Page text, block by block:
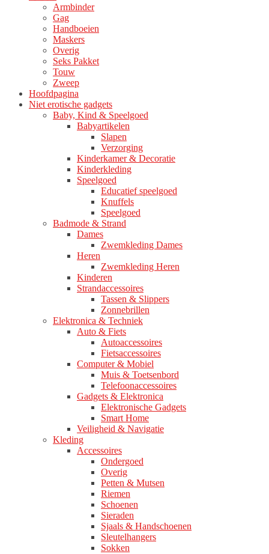
Armbinder
Gag
Handboeien
Maskers
Overig
Seks Pakket
Touw
Zweep
Hoofdpagina
Niet erotische gadgets
Baby, Kind & Speelgoed
Babyartikelen
Slapen
Verzorging
Kinderkamer & Decoratie
Kinderkleding
Speelgoed
Educatief speelgoed
Knuffels
Speelgoed
Badmode & Strand
Dames
Zwemkleding Dames
Heren
Zwemkleding Heren
Kinderen
Strandaccessoires
Tassen & Slippers
Zonnebrillen
Elektronica & Techniek
Auto & Fiets
Autoaccessoires
Fietsaccessoires
Computer & Mobiel
Muis & Toetsenbord
Telefoonaccessoires
Gadgets & Elektronica
Elektronische Gadgets
Smart Home
Veiligheid & Navigatie
Kleding
Accessoires
Ondergoed
Overig
Petten & Mutsen
Riemen
Schoenen
Sieraden
Sjaals & Handschoenen
Sleutelhangers
Sokken